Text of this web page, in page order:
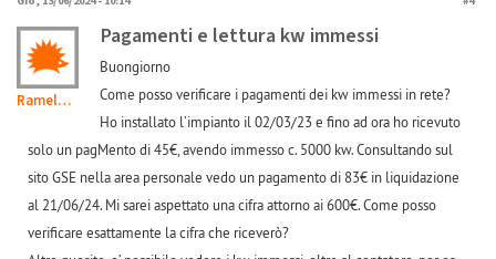
Ramelgi0
Pagamenti e lettura kw immessi
Buongiorno
Come posso verificare i pagamenti dei kw immessi in rete?
Ho installato l’impianto il 02/03/23 e fino ad ora ho ricevuto
solo un pagMento di 45€, avendo immesso c. 5000 kw. Consultando sul
sito GSE nella area personale vedo un pagamento di 83€ in liquidazione
al 21/06/24. Mi sarei aspettato una cifra attorno ai 600€. Come posso
verificare esattamente la cifra che riceverò?